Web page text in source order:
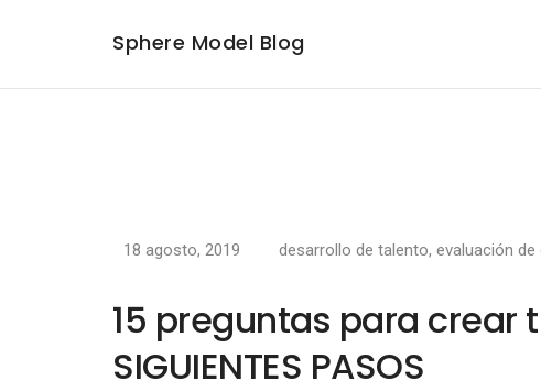
Sphere Model Blog
18 agosto, 2019 desarrollo de talento, evaluación
15 preguntas para
SIGUIENTES PASOS